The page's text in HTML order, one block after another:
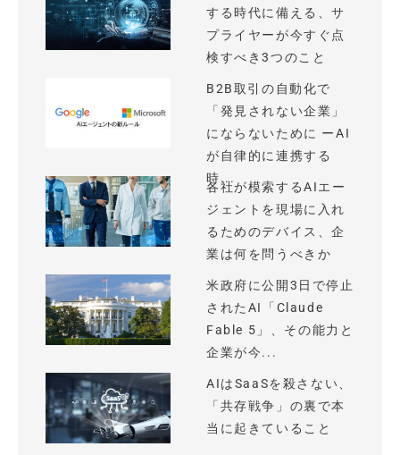
する時代に備える、サ
プライヤーが今すぐ点
検すべき3つのこと
B2B取引の自動化で
「発見されない企業」
にならないために ーAI
が自律的に連携する
時...
各社が模索するAIエー
ジェントを現場に入れ
るためのデバイス、企
業は何を問うべきか
米政府に公開3日で停止
されたAI「Claude
Fable 5」、その能力と
企業が今...
AIはSaaSを殺さない、
「共存戦争」の裏で本
当に起きていること